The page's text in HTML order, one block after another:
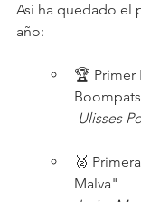
Así ha quedado el
año:
🏆 Primer
Ulisses
🥈
Malva"